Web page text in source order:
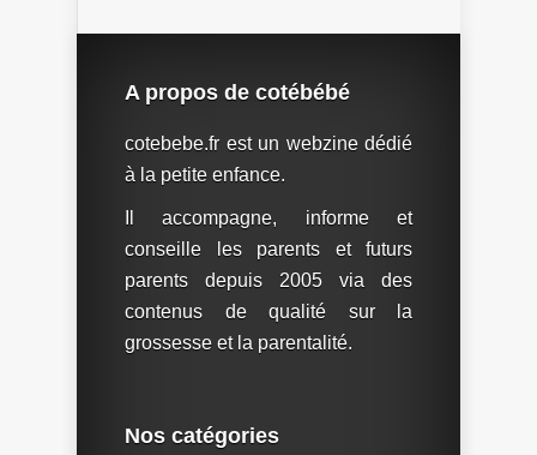
A propos de cotébébé
cotebebe.fr est un webzine dédié
à la petite enfance.
Il accompagne, informe et
conseille les parents et futurs
parents depuis 2005 via des
contenus de qualité sur la
grossesse et la parentalité.
Nos catégories